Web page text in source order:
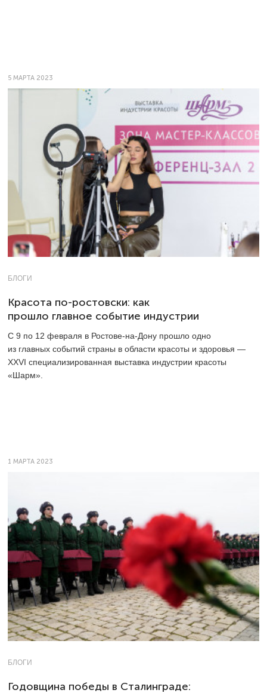
5 МАРТА 2023
БЛОГИ
Красота по-ростовски: как
прошло главное событие индустрии
С 9 по 12 февраля в Ростове-на-Дону прошло одно
из главных событий страны в области красоты и здоровья —
XXVI специализированная выставка индустрии красоты
«Шарм».
1 МАРТА 2023
БЛОГИ
Годовщина победы в Сталинграде: